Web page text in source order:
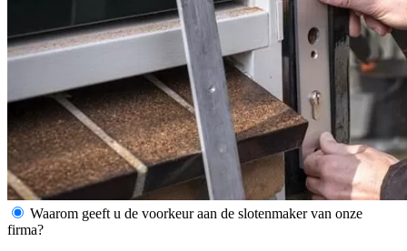
Waarom geeft u de voorkeur aan de slotenmaker van onze
firma?